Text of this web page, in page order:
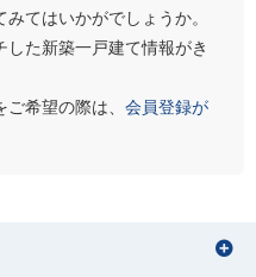
てはいかがでしょうか。
た新築一戸建て情報がき
希望の際は、 会員登録が